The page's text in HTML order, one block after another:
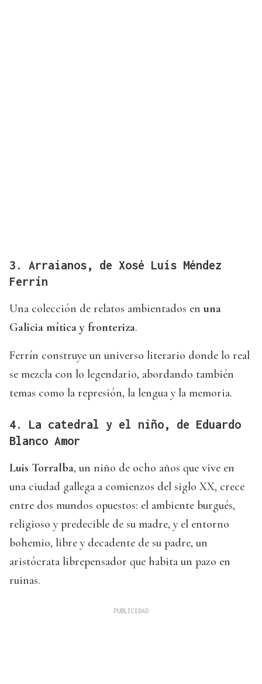
3. Arraianos, de Xosé Luís Méndez
Ferrín
Una colección de relatos ambientados en una
Galicia mítica y fronteriza.
Ferrín construye un universo literario donde lo real
se mezcla con lo legendario, abordando también
temas como la represión, la lengua y la memoria.
4. La catedral y el niño, de Eduardo
Blanco Amor
Luis Torralba, un niño de ocho años que vive en
una ciudad gallega a comienzos del siglo XX, crece
entre dos mundos opuestos: el ambiente burgués,
religioso y predecible de su madre, y el entorno
bohemio, libre y decadente de su padre, un
aristócrata librepensador que habita un pazo en
ruinas.